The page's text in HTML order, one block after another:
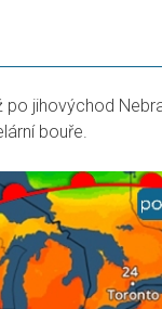
po jihovýchod
bouře.